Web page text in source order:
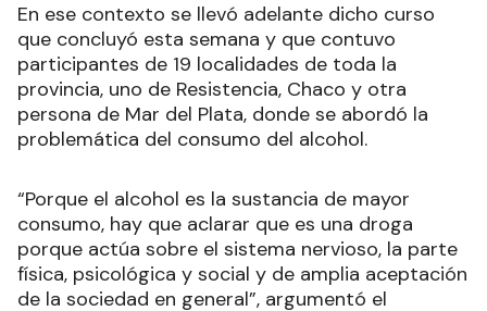
En ese contexto se llevó adelante dicho curso
que concluyó esta semana y que contuvo
participantes de 19 localidades de toda la
provincia, uno de Resistencia, Chaco y otra
persona de Mar del Plata, donde se abordó la
problemática del consumo del alcohol.
“Porque el alcohol es la sustancia de mayor
consumo, hay que aclarar que es una droga
porque actúa sobre el sistema nervioso, la parte
física, psicológica y social y de amplia aceptación
de la sociedad en general”, argumentó el